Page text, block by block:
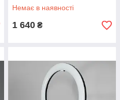
Немає в наявності
1 640 ₴